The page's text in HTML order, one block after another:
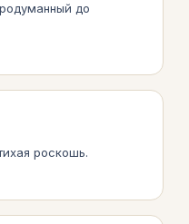
до
роскошь.